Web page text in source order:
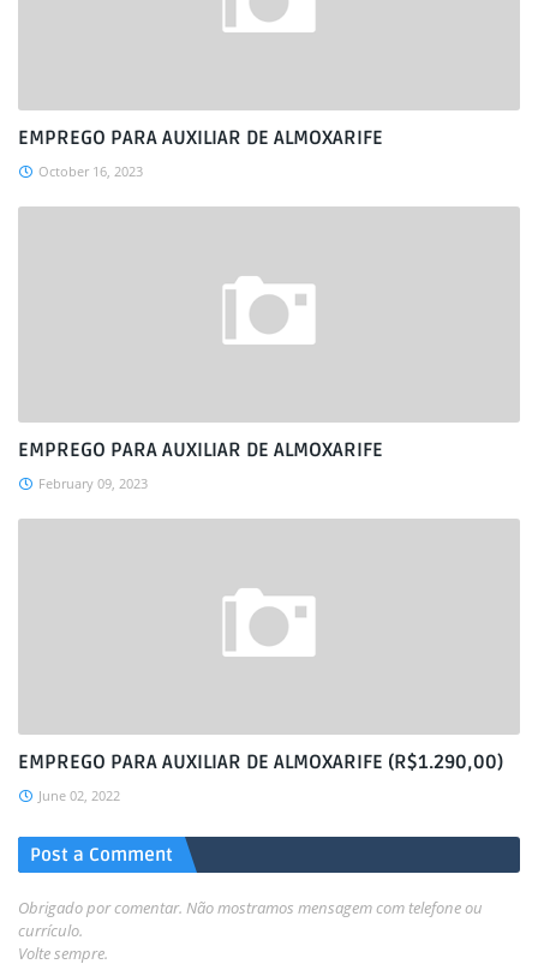
EMPREGO PARA AUXILIAR DE ALMOXARIFE
October 16, 2023
EMPREGO PARA AUXILIAR DE ALMOXARIFE
February 09, 2023
EMPREGO PARA AUXILIAR DE ALMOXARIFE (R$1.290,00)
June 02, 2022
Post a Comment
Obrigado por comentar. Não mostramos mensagem com telefone ou
currículo.
Volte sempre.